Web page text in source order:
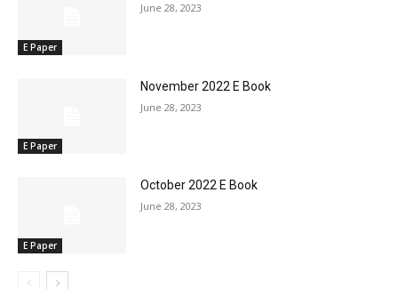
E Paper
June 28, 2023
E Paper
November 2022 E Book
June 28, 2023
E Paper
October 2022 E Book
June 28, 2023